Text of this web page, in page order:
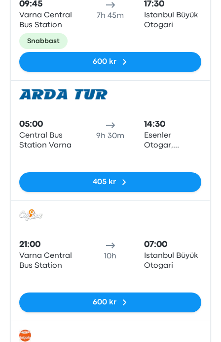
09:45
Varna Central
Bus Station
7h 45m
17:30
Istanbul Büyük
Otogari
Snabbast
600 kr
05:00
Central Bus
Station Varna
9h 30m
14:30
Esenler
Otogar,
405 kr
21:00
Varna Central
Bus Station
10h
07:00
Istanbul Büyük
Otogari
600 kr